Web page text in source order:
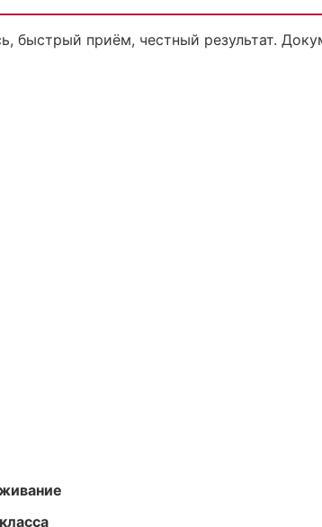
быстрый приём, честный результат.